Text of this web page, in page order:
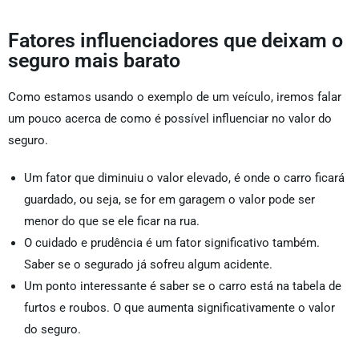
Fatores influenciadores que deixam o
seguro mais barato
Como estamos usando o exemplo de um veículo, iremos falar
um pouco acerca de como é possível influenciar no valor do
seguro.
Um fator que diminuiu o valor elevado, é onde o carro ficará
guardado, ou seja, se for em garagem o valor pode ser
menor do que se ele ficar na rua.
O cuidado e prudência é um fator significativo também.
Saber se o segurado já sofreu algum acidente.
Um ponto interessante é saber se o carro está na tabela de
furtos e roubos. O que aumenta significativamente o valor
do seguro.